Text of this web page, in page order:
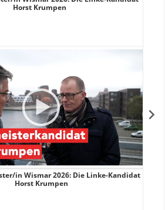
Horst Krumpen
in Wismar 2026: Die Linke-Kandidat
Horst Krumpen